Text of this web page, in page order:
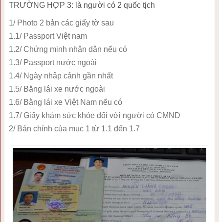
TRƯỜNG HỢP 3: là người có 2 quốc tịch
1/ Photo 2 bản các giấy tờ sau
1.1/ Passport Việt nam
1.2/ Chứng minh nhân dân nếu có
1.3/ Passport nước ngoài
1.4/ Ngày nhập cảnh gần nhất
1.5/ Bằng lái xe nước ngoài
1.6/ Bằng lái xe Việt Nam nếu có
1.7/ Giấy khám sức khỏe đối với người có CMND
2/ Bản chính của mục 1 từ 1.1 đến 1.7